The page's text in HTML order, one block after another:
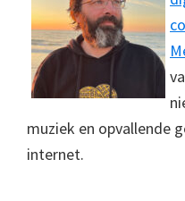
muziek en opvallende
internet.